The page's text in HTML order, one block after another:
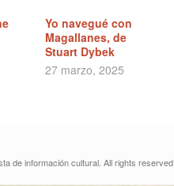
Yo navegué con
Magallanes, de
Stuart Dybek
27 marzo, 2025
de información cultural. All rights reserved.